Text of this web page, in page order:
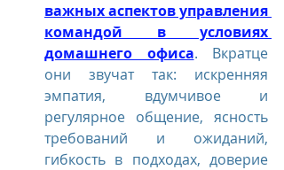
важных аспектов управления
командой в условиях
домашнего офиса. Вкратце
они звучат так: искренняя
эмпатия, вдумчивое и
регулярное общение, ясность
требований и ожиданий,
гибкость в подходах, доверие